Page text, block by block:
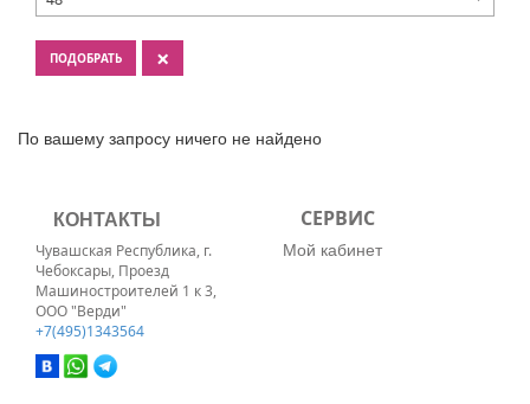
ПОДОБРАТЬ ×
По вашему запросу ничего не найдено
КОНТАКТЫ
Чувашская Республика, г.
Чебоксары, Проезд
Машиностроителей 1 к 3,
ООО "Верди"
+7(495)1343564
СЕРВИС
Мой кабинет